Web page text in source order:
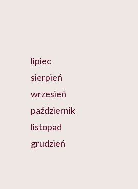
lipiec
sierpień
wrzesień
październik
listopad
grudzień